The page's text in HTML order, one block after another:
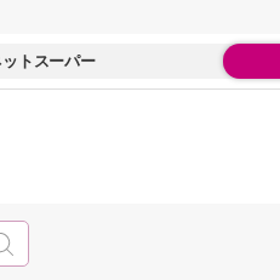
トスーパー